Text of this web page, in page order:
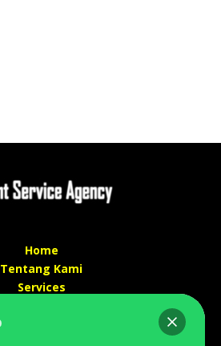
Home
Tentang Kami
Services